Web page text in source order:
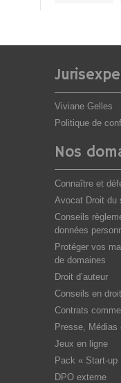
Viviane Gelles
Politique de
Nos
Connaître et
Avocat Droit du
Conseils
données
Protéger vos
de domaines
Droit d’auteur
Conseils en
Contrats
Presse, Médias
Jeux en ligne
Pack « Start-up
DPO externe